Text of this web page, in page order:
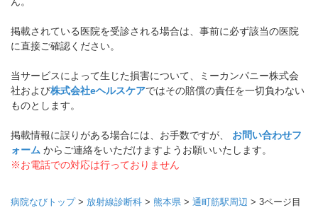
掲載されている医院を受診される場合は、事前に必ず該当の医院
に直接ご確認ください。
当サービスによって生じた損害について、ミーカンパニー株式会
社および株式会社eヘルスケアではその賠償の責任を一切負わない
ものとします。
掲載情報に誤りがある場合には、お手数ですが、 お問い合わせフ
ォーム からご連絡をいただけますようお願いいたします。
※お電話での対応は行っておりません
病院なびトップ> 放射線診断科 > 熊本県 > 通町筋駅周辺 > 3ページ目